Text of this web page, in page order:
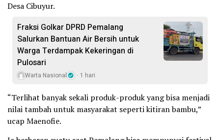
Desa Cibuyur.
Fraksi Golkar DPRD Pemalang
Salurkan Bantuan Air Bersih untuk
Warga Terdampak Kekeringan di
Pulosari
Warta Nasional 1 hari
“Terlihat banyak sekali produk-produk yang bisa menjadi
nilai tambah untuk masyarakat seperti kitiran bambu,”
ucap Maenofie.